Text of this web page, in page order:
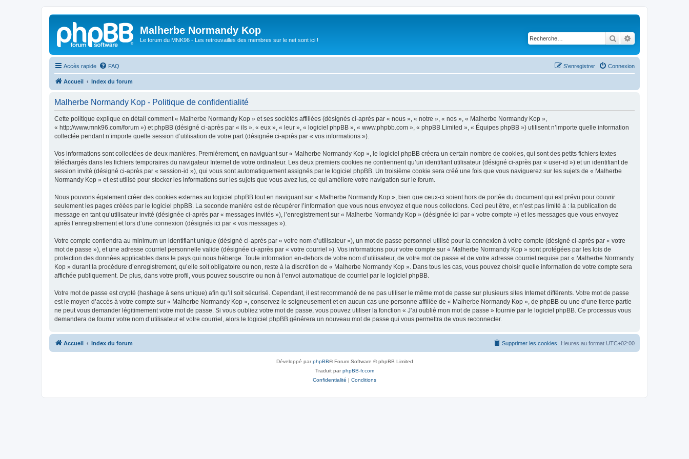
Malherbe Normandy Kop
Le forum du MNK96 - Les retrouvailles des membres sur le net sont ici ! Rechercher
Accès rapide FAQ Connexion
S’enregistrer
Accueil Index du forum
Malherbe Normandy Kop - Politique de confidentialité
Cette politique explique en détail comment « Malherbe Normandy Kop » et ses sociétés affiliées (désignés ci-après par « nous », « notre », « nos », « Malherbe Normandy Kop »,
« http://www.mnk96.com/forum ») et phpBB (désigné ci-après par « ils », « eux », « leur », « logiciel phpBB », « www.phpbb.com », « phpBB Limited », « Équipes phpBB ») utilisent n’importe quelle information
collectée pendant n’importe quelle session d’utilisation de votre part (désignée ci-après par « vos informations »).
Vos informations sont collectées de deux manières. Premièrement, en naviguant sur « Malherbe Normandy Kop », le logiciel phpBB créera un certain nombre de cookies, qui sont des petits fichiers textes
téléchargés dans les fichiers temporaires du navigateur Internet de votre ordinateur. Les deux premiers cookies ne contiennent qu’un identifiant utilisateur (désigné ci-après par « user-id ») et un identifiant de
session invité (désigné ci-après par « session-id »), qui vous sont automatiquement assignés par le logiciel phpBB. Un troisième cookie sera créé une fois que vous naviguerez sur les sujets de « Malherbe
Normandy Kop » et est utilisé pour stocker les informations sur les sujets que vous avez lus, ce qui améliore votre navigation sur le forum.
Nous pouvons également créer des cookies externes au logiciel phpBB tout en naviguant sur « Malherbe Normandy Kop », bien que ceux-ci soient hors de portée du document qui est prévu pour couvrir
seulement les pages créées par le logiciel phpBB. La seconde manière est de récupérer l’information que vous nous envoyez et que nous collectons. Ceci peut être, et n’est pas limité à : la publication de
message en tant qu’utilisateur invité (désignée ci-après par « messages invités »), l’enregistrement sur « Malherbe Normandy Kop » (désignée ici par « votre compte ») et les messages que vous envoyez
après l’enregistrement et lors d’une connexion (désignés ici par « vos messages »).
Votre compte contiendra au minimum un identifiant unique (désigné ci-après par « votre nom d’utilisateur »), un mot de passe personnel utilisé pour la connexion à votre compte (désigné ci-après par « votre
mot de passe »), et une adresse courriel personnelle valide (désignée ci-après par « votre courriel »). Vos informations pour votre compte sur « Malherbe Normandy Kop » sont protégées par les lois de
protection des données applicables dans le pays qui nous héberge. Toute information en-dehors de votre nom d’utilisateur, de votre mot de passe et de votre adresse courriel requise par « Malherbe Normandy
Kop » durant la procédure d’enregistrement, qu’elle soit obligatoire ou non, reste à la discrétion de « Malherbe Normandy Kop ». Dans tous les cas, vous pouvez choisir quelle information de votre compte sera
affichée publiquement. De plus, dans votre profil, vous pouvez souscrire ou non à l’envoi automatique de courriel par le logiciel phpBB.
Votre mot de passe est crypté (hashage à sens unique) afin qu’il soit sécurisé. Cependant, il est recommandé de ne pas utiliser le même mot de passe sur plusieurs sites Internet différents. Votre mot de passe
est le moyen d’accès à votre compte sur « Malherbe Normandy Kop », conservez-le soigneusement et en aucun cas une personne affiliée de « Malherbe Normandy Kop », de phpBB ou une d’une tierce partie
ne peut vous demander légitimement votre mot de passe. Si vous oubliez votre mot de passe, vous pouvez utiliser la fonction « J’ai oublié mon mot de passe » fournie par le logiciel phpBB. Ce processus vous
demandera de fournir votre nom d’utilisateur et votre courriel, alors le logiciel phpBB générera un nouveau mot de passe qui vous permettra de vous reconnecter.
Accueil Index du forum Heures au format UTC+02:00
Supprimer les cookies
Développé parphpBB® Forum Software © phpBB Limited
Traduit parphpBB-fr.com
Confidentialité | Conditions